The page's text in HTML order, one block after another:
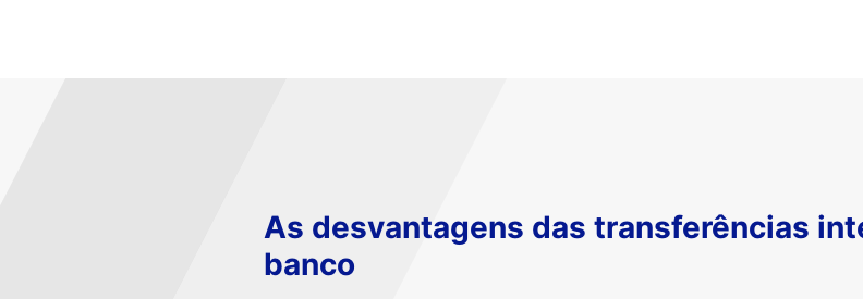
As desvantagens das transferências
banco